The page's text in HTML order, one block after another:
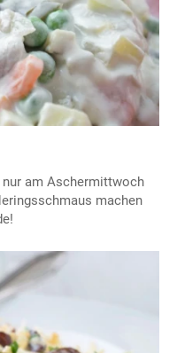
am Aschermittwoch
machen